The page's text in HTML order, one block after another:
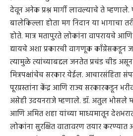
देवून अनेक प्रश्न मार्गी लावल्याचे ते म्हणाले.
बालेकिल्ला होता मग निदान या भागाचा
होते. मात्र मतापुरते लोकांना वापरायचे आणि
द्यायचे अशा प्रकारची वागणूक
त्यामुळे त्यांच्याबद्दल जनतेत प्रचंड चीड
मित्रपक्षांचेच सरकार येईल. आचारसंहिता
पूरग्रस्तांना केंद्र आणि राज्य सरकारकडून
असेही उदयनराजे म्हणाले. डॉ. अतुल भोसले
आणि अमित शहा यांच्या माध्यमातून
लोकांना सुरक्षित वातावरण तयार